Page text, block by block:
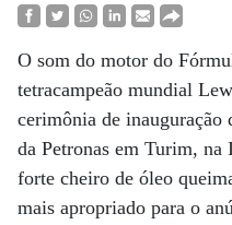
O som do motor do
tetracampeão mundial
cerimônia de
da Petronas em Turim,
forte cheiro de óleo
mais apropriado para o